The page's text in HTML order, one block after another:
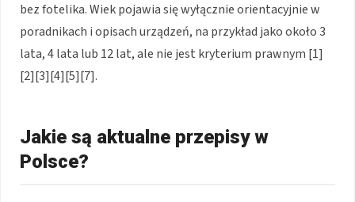
bez fotelika. Wiek pojawia się wyłącznie orientacyjnie w
poradnikach i opisach urządzeń, na przykład jako około 3
lata, 4 lata lub 12 lat, ale nie jest kryterium prawnym [1]
[2][3][4][5][7].
Jakie są aktualne przepisy w
Polsce?